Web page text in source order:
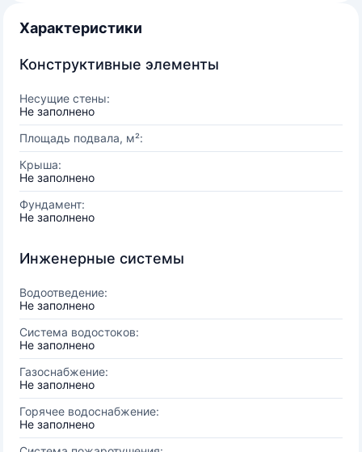
Характеристики
Конструктивные элементы
Несущие стены:
Не заполнено
Площадь подвала, м²:
Крыша:
Не заполнено
Фундамент:
Не заполнено
Инженерные системы
Водоотведение:
Не заполнено
Система водостоков:
Не заполнено
Газоснабжение:
Не заполнено
Горячее водоснабжение:
Не заполнено